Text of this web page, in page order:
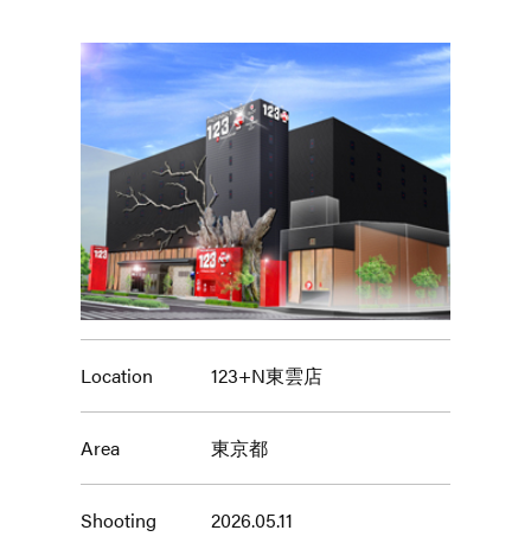
Location 123+N東雲店
Area 東京都
Shooting 2026.05.11